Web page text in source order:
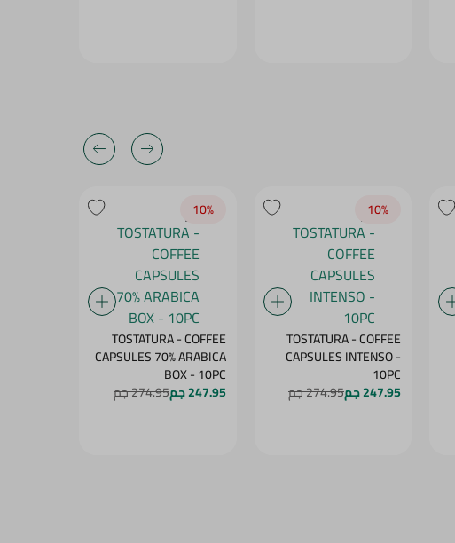
10‎%‎
TOSTATURA - COFFEE
CAPSULES INTENSO -
10PC
247.95 جم 274.95 جم
10‎%‎
TOSTATURA - COFFEE
CAPSULES 70% ARABICA
BOX - 10PC
247.95 جم 274.95 جم